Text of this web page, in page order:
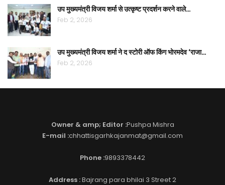
उप मुख्यमंत्री विजय शर्मा से उत्कृष्ट प्रदर्शन करने वाले…
Feb 2, 2026
उप मुख्यमंत्री विजय शर्मा ने द स्टोरी ऑफ किंग भोरमदेव ‘राजा…
Feb 2, 2026
Owner & amp; Editor :Pushpa Mishra
E-mail :chhattisgarhkajanmat@gmail.com
Phone :9893378442
Address :Bajrang para bhilai 3 Street 2